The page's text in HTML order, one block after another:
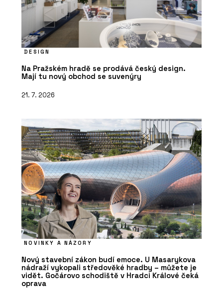
DESIGN
Na Pražském hradě se prodává český design.
Mají tu nový obchod se suvenýry
21. 7. 2026
NOVINKY A NÁZORY
Nový stavební zákon budí emoce. U Masarykova
nádraží vykopali středověké hradby – můžete je
vidět. Gočárovo schodiště v Hradci Králové čeká
oprava